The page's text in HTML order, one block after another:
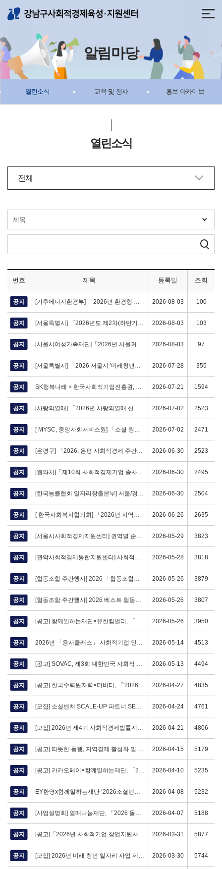
메뉴 바로가기
알림마당
열린소식 교육 및 행사 홍보 아카이브
열린소식
전체
번호 제목 등록일 조회
공지 [기후에너지환경부] 「2026년 환경형 예비사회적기업」 지정계획 공고 (~8/25 (화)) 2026-08-03 100
공지 [서울특별시] 「2026년도 제2차(하반기) 서울시 예비사회적기업(지역형) 지정계획 공고 (~9/15 (화) 18:00) 2026-08-03 103
공지 [서울시여성가족재단]「2026년 서울커리업 인턴십」 참여기업 3차 모집 (~8/11 (화) 18:00) 2026-08-03 97
공지 [서울특별시] 「2026 서울시 '미래청년일자리사업' 제로웨이스트&소셜벤처분야」 (2차) 모집 (~8/14 (금) 18:00) 2026-07-28 355
공지 SK행복나래 × 한국사회적기업진흥원, 「SE 컨설턴트 자문참여 사회적경제기업 CEO 모집」 (~7/31 (금)) 2026-07-21 1594
공지 [사랑의열매] 「2026년 사랑의열매 신청사업 설명회(온라인)」 (~7/7 (화) 18:00) 2026-07-02 2523
공지 [ MYSC, 중앙사회서비스원] 「소셜 링크 아카데미 4기」 참여기업 모집 (~7/10 금 13:00) 2026-07-02 2471
공지 [은평구] 「2026, 은평 사회적경제 주간행사 개최」 (7/3 (금) 12:00 ~ 18:00) 2026-06-30 2523
공지 [웹와치]「제10회 사회적경제기업 종사자 자녀 장학금 지원사업」 모집공고 (~7/20 (월) 17:00) 2026-06-30 2495
공지 [한국능률협회 일자리창출본부] 서울/경기 고립은둔청년 프로그램 〈D-Bridge 미디어 커리어〉 (~7/5 (일)) 2026-06-30 2504
공지 [ 한국사회복지협의회] 「2026년 지역사회 에너지·환경 문제 해결 지원사업 '우리 동네 온기 가득'」 (~7/10 (금)) 2026-06-26 2635
공지 [서울시사회적경제지원센터] 권역별 순회 협동조합 교육 2026-05-29 3823
공지 [관악사회적경제통합지원센터] 사회적경제기업 스케일업 교육 - 경영역량 강화 과정(세무,노무) 2026-05-28 3818
공지 [협동조합 주간행사] 2026 「협동조합의 날」 유공자 표창 계획 2026-05-26 3879
공지 [협동조합 주간행사] 2026 베스트 협동조합 공모전 개최 공고(~6/10(수) 18시까지) 2026-05-26 3807
공지 [공고] 함께일하는재단×유한킴벌리, 「시니어 임팩트 펠로우십 4기」 모집 (~6/5 (금) 15:00) 2026-05-26 3950
공지 2026년 「용사클래스」 사회적기업 인증·협동조합 설립 교육 참여자 모집 2026-05-14 4513
공지 [공고] SOVAC, 제3회 대한민국 사회적 가치 페스타와 함께 하는 「SOVAC 2026」 참가 기관 모집 (~5/31 (일)) 2026-05-13 4494
공지 [공고] 한국수력원자력×더버터, 「'2026 마인드마라톤' 참가비 배분사업」 공모 안내 (~5/7 (목)) 2026-04-27 4835
공지 [모집] 소셜벤처 SCALE-UP 파트너 SE컨설턴트 멘토링 참여기업 모집(~4.30.) 2026-04-24 4761
공지 [모집] 2026년 제4기 사회적경제법률지원단 참여기업 모집(~4.30(목)) 2026-04-21 4806
공지 [공고] 따뜻한 동행, 지역경제 활성화 및 일자리 창출 기업 지원사업 「손잡(Job)아줄래」 참여기업 모집 공고 2026-04-15 5179
공지 [공고] 카카오페이×함께일하는재단, 「2026 오래오래 함께가게 입점사 모집」 (~4/13 (월)) 2026-04-10 5235
공지 EY한영x함께일하는재단 ‘2026소셜벤처 비즈니스 클리닉’ 2026-04-08 5232
공지 [사업설명회] 열매나눔재단, 「2026 돌봄·사회서비스 사회적기업 창업지원사업」 사업설명회 (4/10, 4/13) 2026-04-07 5188
공지 [공고]「2026년 사회적기업 창업지원사업」 창업팀 모집 공고(3.30.(월) ~ 4.17.(금) 17시) 2026-03-31 5877
공지 [모집] 2026년 미래 청년 일자리 사업 제로웨이스트, 소셜벤처 분야 참여기업 모집(~4월 3일) 2026-03-30 5744